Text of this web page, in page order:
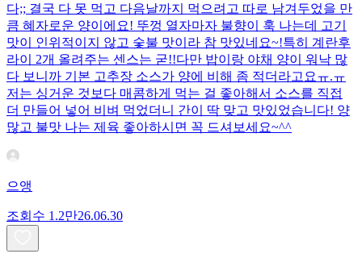
다;; 결국 다 못 먹고 다음날까지 먹으려고 따로 남겨두었을 만
큼 혜자로운 양이에요! 뚜껑 열자마자 불향이 훅 나는데 고기
맛이 인위적이지 않고 숯불 맛이라 참 맛있네요~!특히 계란후
라이 2개 올려주는 센스는 굳!! ​다만 밥이랑 야채 양이 워낙 많
다 보니까 기본 고추장 소스가 양에 비해 좀 적더라고요ㅠ.ㅠ
저는 싱거운 것보다 매콤하게 먹는 걸 좋아해서 소스를 직접
더 만들어 넣어 비벼 먹었더니 간이 딱 맞고 맛있었습니다! 양
많고 불맛 나는 제육 좋아하시면 꼭 드셔보세요~^^
으앵
조회수 1.2만26.06.30